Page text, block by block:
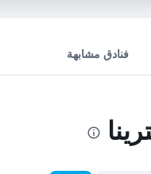
فنادق مشابهة